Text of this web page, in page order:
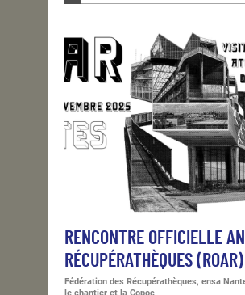
RENCONTRE OFFICIELLE
RÉCUPÉRATHÈQUES (ROAR)
Fédération des Récupérathèques, ensa